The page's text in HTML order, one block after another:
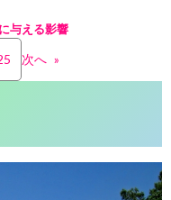
与える影響
次へ »